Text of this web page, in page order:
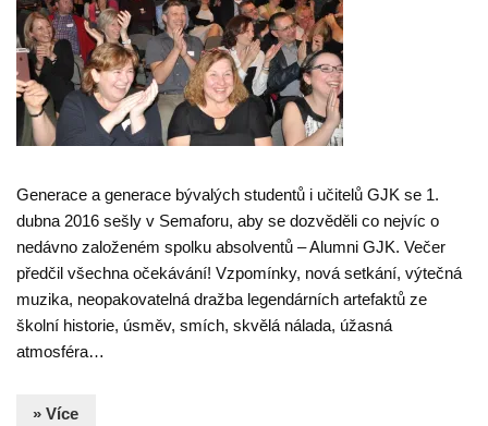
Generace a generace bývalých studentů i učitelů GJK se 1.
dubna 2016 sešly v Semaforu, aby se dozvěděli co nejvíc o
nedávno založeném spolku absolventů – Alumni GJK. Večer
předčil všechna očekávání! Vzpomínky, nová setkání, výtečná
muzika, neopakovatelná dražba legendárních artefaktů ze
školní historie, úsměv, smích, skvělá nálada, úžasná
atmosféra…
» Více